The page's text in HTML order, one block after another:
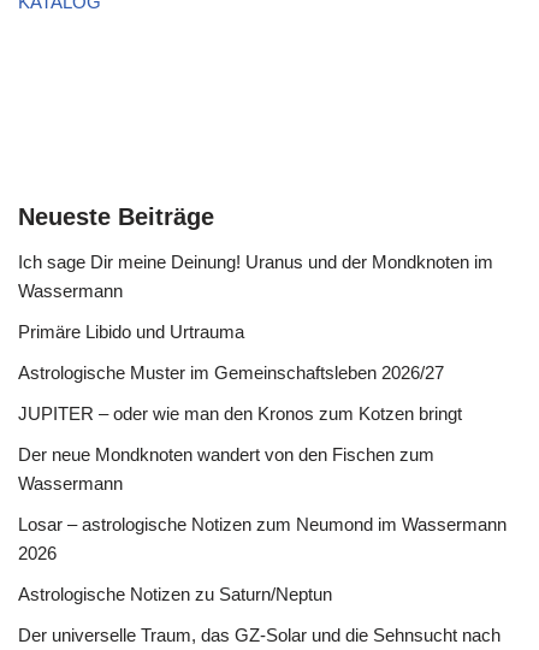
Neueste Beiträge
Ich sage Dir meine Deinung! Uranus und der Mondknoten im
Wassermann
Primäre Libido und Urtrauma
Astrologische Muster im Gemeinschaftsleben 2026/27
JUPITER – oder wie man den Kronos zum Kotzen bringt
Der neue Mondknoten wandert von den Fischen zum
Wassermann
Losar – astrologische Notizen zum Neumond im Wassermann
2026
Astrologische Notizen zu Saturn/Neptun
Der universelle Traum, das GZ-Solar und die Sehnsucht nach